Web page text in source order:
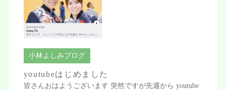
小林よしみブログ
youtubeはじめました
皆さんおはようございます 突然ですが先週から youtube